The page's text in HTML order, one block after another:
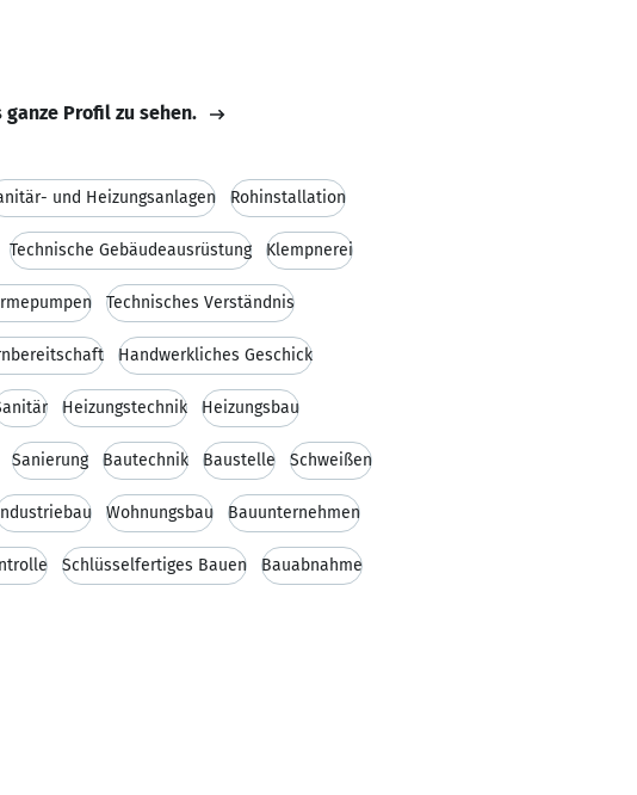
ganze Profil zu sehen.
und Heizungsanlagen Rohinstallation
Technische Gebäudeausrüstung Klempnerei
Technisches Verständnis
Handwerkliches Geschick
Heizungstechnik Heizungsbau
Sanierung Bautechnik Baustelle Schweißen
Wohnungsbau Bauunternehmen
Schlüsselfertiges Bauen Bauabnahme